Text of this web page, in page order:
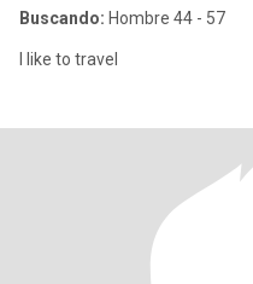
Buscando: Hombre 44 - 57
I like to travel